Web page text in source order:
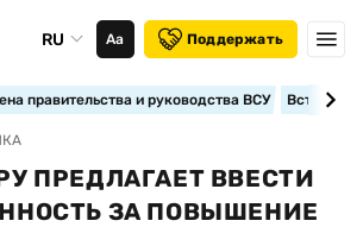
RU Аа Поддержать
правительства и руководства ВСУ
ПРЕДЛАГАЕТ ВВЕСТИ
ЗА ПОВЫШЕНИЕ